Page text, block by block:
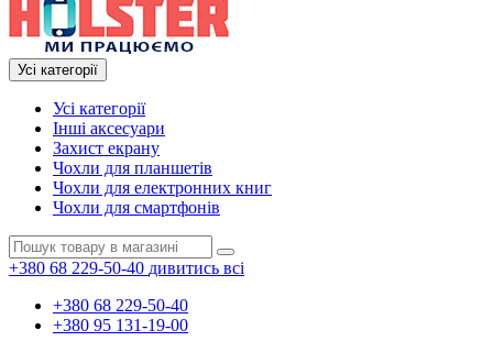
Усі категорії
Усі категорії
Інші аксесуари
Захист екрану
Чохли для планшетів
Чохли для електронних книг
Чохли для смартфонів
+380 68 229-50-40 дивитись всі
+380 68 229-50-40
+380 95 131-19-00